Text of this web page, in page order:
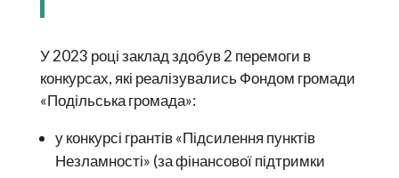
У 2023 році заклад здобув 2 перемоги в
конкурсах, які реалізувались Фондом громади
«Подільська громада»:
у конкурсі грантів «Підсилення пунктів
Незламності» (за фінансової підтримки